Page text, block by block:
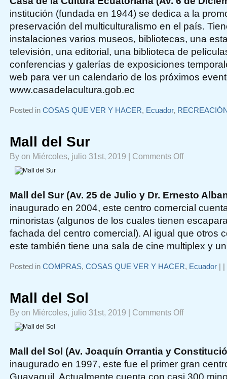
institución (fundada en 1944) se dedica a la
preservación del multiculturalismo en el país.
instalaciones varios museos, bibliotecas, una
televisión, una editorial, una biblioteca de
conferencias y galerías de exposiciones
web para ver un calendario de los próximos
www.casadelacultura.gob.ec
Posted in COSAS QUE VER Y HACER, Ecuador,
Mall del Sur
By on Miércoles, julio 31st, 2019 | Comments Offon
Mall del Sur (Av. 25 de Julio y Dr. Ernesto
inaugurado en 2004, este centro comercial
minoristas (algunos de los cuales tienen
fachada del centro comercial). Al igual que otros
este también tiene una sala de cine multiplex y
Posted in COMPRAS, COSAS QUE VER Y HACER, Ecuador | |
Mall del Sol
By on Miércoles, julio 31st, 2019 | Comments Offon
Mall del Sol (Av. Joaquín Orrantia y
inaugurado en 1997, este fue el primer gran
Guayaquil. Actualmente cuenta con casi 300